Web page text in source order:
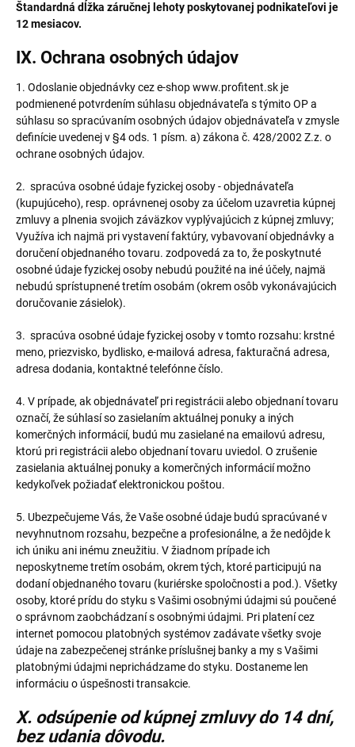
Štandardná dĺžka záručnej lehoty poskytovanej podnikateľovi je
12 mesiacov.
IX. Ochrana osobných údajov
1. Odoslanie objednávky cez e-shop www.profitent.sk je
podmienené potvrdením súhlasu objednávateľa s týmito OP a
súhlasu so spracúvaním osobných údajov objednávateľa v zmysle
definície uvedenej v §4 ods. 1 písm. a) zákona č. 428/2002 Z.z. o
ochrane osobných údajov.
2. spracúva osobné údaje fyzickej osoby - objednávateľa
(kupujúceho), resp. oprávnenej osoby za účelom uzavretia kúpnej
zmluvy a plnenia svojich záväzkov vyplývajúcich z kúpnej zmluvy;
Využíva ich najmä pri vystavení faktúry, vybavovaní objednávky a
doručení objednaného tovaru. zodpovedá za to, že poskytnuté
osobné údaje fyzickej osoby nebudú použité na iné účely, najmä
nebudú sprístupnené tretím osobám (okrem osôb vykonávajúcich
doručovanie zásielok).
3. spracúva osobné údaje fyzickej osoby v tomto rozsahu: krstné
meno, priezvisko, bydlisko, e-mailová adresa, fakturačná adresa,
adresa dodania, kontaktné telefónne číslo.
4. V prípade, ak objednávateľ pri registrácii alebo objednaní tovaru
označí, že súhlasí so zasielaním aktuálnej ponuky a iných
komerčných informácií, budú mu zasielané na emailovú adresu,
ktorú pri registrácii alebo objednaní tovaru uviedol. O zrušenie
zasielania aktuálnej ponuky a komerčných informácií možno
kedykoľvek požiadať elektronickou poštou.
5. Ubezpečujeme Vás, že Vaše osobné údaje budú spracúvané v
nevyhnutnom rozsahu, bezpečne a profesionálne, a že nedôjde k
ich úniku ani inému zneužitiu. V žiadnom prípade ich
neposkytneme tretím osobám, okrem tých, ktoré participujú na
dodaní objednaného tovaru (kuriérske spoločnosti a pod.). Všetky
osoby, ktoré prídu do styku s Vašimi osobnými údajmi sú poučené
o správnom zaobchádzaní s osobnými údajmi. Pri platení cez
internet pomocou platobných systémov zadávate všetky svoje
údaje na zabezpečenej stránke príslušnej banky a my s Vašimi
platobnými údajmi neprichádzame do styku. Dostaneme len
informáciu o úspešnosti transakcie.
X. odsúpenie od kúpnej zmluvy do 14 dní,
bez udania dôvodu.